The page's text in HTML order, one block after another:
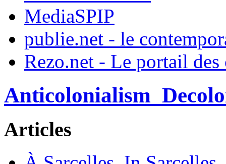
MediaSPIP
publie.net - le
Rezo.net - Le portail des
Articles